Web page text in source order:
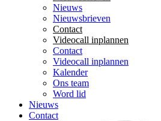
Nieuws
Nieuwsbrieven
Contact
Videocall inplannen
Contact
Videocall inplannen
Kalender
Ons team
Word lid
Nieuws
Contact